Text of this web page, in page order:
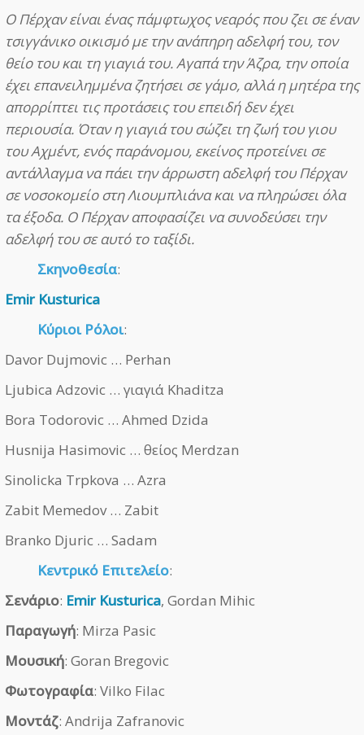
Ο Πέρχαν είναι ένας πάμφτωχος νεαρός που ζει σε έναν
τσιγγάνικο οικισμό με την ανάπηρη αδελφή του, τον
θείο του και τη γιαγιά του. Αγαπά την Άζρα, την οποία
έχει επανειλημμένα ζητήσει σε γάμο, αλλά η μητέρα της
απορρίπτει τις προτάσεις του επειδή δεν έχει
περιουσία. Όταν η γιαγιά του σώζει τη ζωή του γιου
του Αχμέντ, ενός παράνομου, εκείνος προτείνει σε
αντάλλαγμα να πάει την άρρωστη αδελφή του Πέρχαν
σε νοσοκομείο στη Λιουμπλιάνα και να πληρώσει όλα
τα έξοδα. Ο Πέρχαν αποφασίζει να συνοδεύσει την
αδελφή του σε αυτό το ταξίδι.
Σκηνοθεσία:
Emir Kusturica
Κύριοι Ρόλοι:
Davor Dujmovic … Perhan
Ljubica Adzovic … γιαγιά Khaditza
Bora Todorovic … Ahmed Dzida
Husnija Hasimovic … θείος Merdzan
Sinolicka Trpkova … Azra
Zabit Memedov … Zabit
Branko Djuric … Sadam
Κεντρικό Επιτελείο:
Σενάριο: Emir Kusturica, Gordan Mihic
Παραγωγή: Mirza Pasic
Μουσική: Goran Bregovic
Φωτογραφία: Vilko Filac
Μοντάζ: Andrija Zafranovic